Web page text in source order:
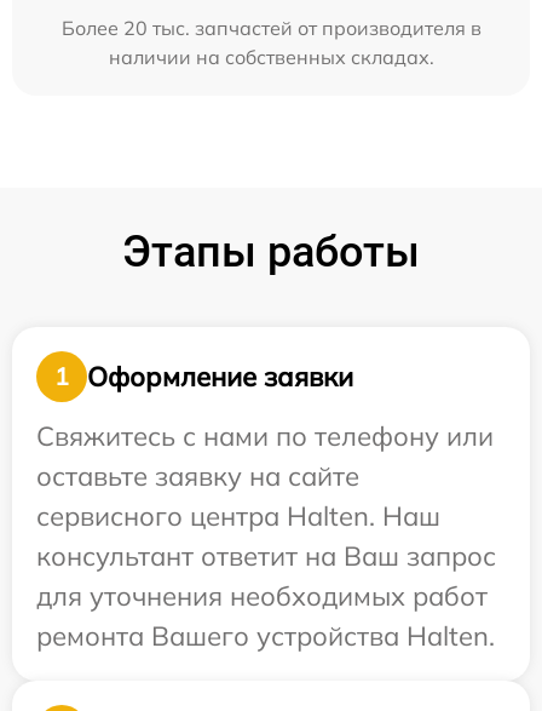
Более 20 тыс. запчастей от производителя в
наличии на собственных складах.
Этапы работы
1
Оформление заявки
Свяжитесь с нами по телефону или
оставьте заявку на сайте
сервисного центра Halten. Наш
консультант ответит на Ваш запрос
для уточнения необходимых работ
ремонта Вашего устройства Halten.